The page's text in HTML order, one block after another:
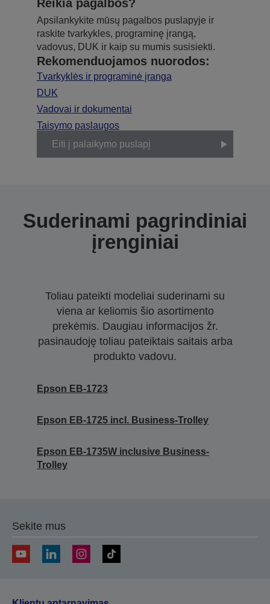
Reikia pagalbos?
Apsilankykite mūsų pagalbos puslapyje ir
raskite tvarkykles, programinę įrangą,
vadovus, DUK ir kaip su mumis susisiekti.
Rekomenduojamos nuorodos:
Tvarkyklės ir programinė įranga
DUK
Vadovai ir dokumentai
Taisymo paslaugos
Eiti į palaikymo puslapį
Suderinami pagrindiniai
įrenginiai
Toliau pateikti modeliai suderinami su
viena ar keliomis šio asortimento
prekėmis. Daugiau informacijos žr.
pasinaudoję toliau pateiktais saitais arba
produkto vadovu.
Epson EB-1723
Epson EB-1725 incl. Business-Trolley
Epson EB-1735W inclusive Business-
Trolley
Sekite mus